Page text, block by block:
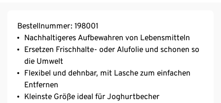
Bestellnummer: 198001
Nachhaltigeres Aufbewahren von Lebensmitteln
Ersetzen Frischhalte- oder Alufolie und schonen so
die Umwelt
Flexibel und dehnbar, mit Lasche zum einfachen
Entfernen
Kleinste Größe ideal für Joghurtbecher